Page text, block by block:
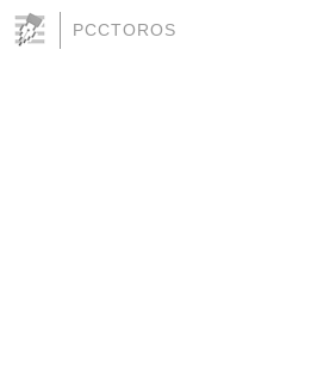
PCCTOROS